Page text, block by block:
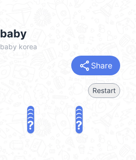
baby
baby korea
share Share
Restart
? ?
? ?
? ?
? ?